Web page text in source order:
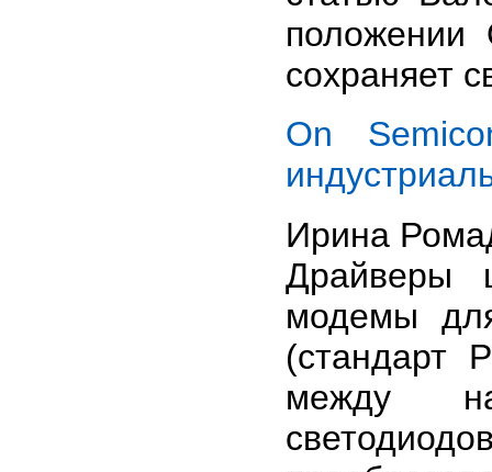
положении
сохраняет
On
Ирина
Драйверы
модемы
(стандарт
между